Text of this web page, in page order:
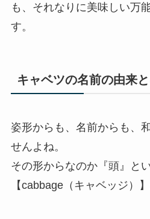
も、それなりに美味しい万
す。
キャベツの名前の由来
姿形からも、名前からも、
せんよね。
その形からなのか『頭』と
【cabbage（キャベッジ）